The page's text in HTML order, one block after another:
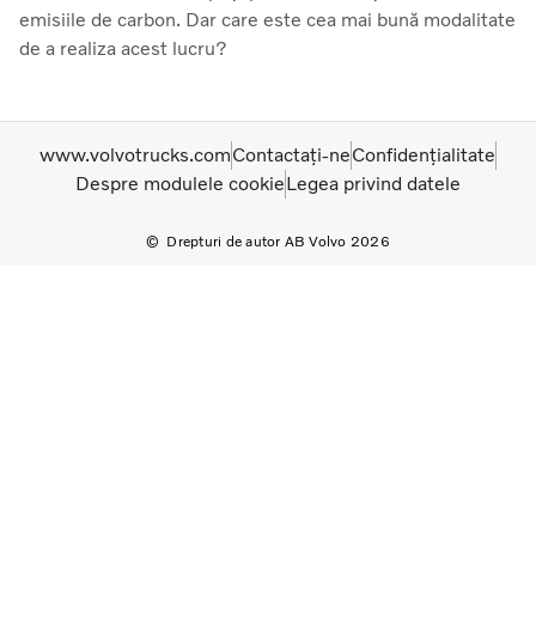
emisiile de carbon. Dar care este cea mai bună modalitate
de a realiza acest lucru?
Drepturi de autor AB Volvo 2026
www.volvotrucks.comContactați-neConfidențialitate
Despre modulele cookieLegea privind datele